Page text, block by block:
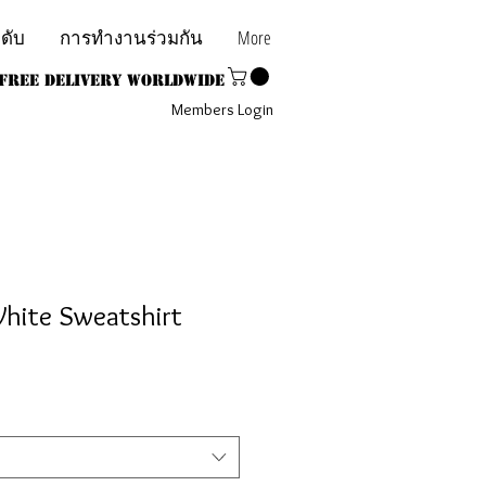
บ การทำงานร่วมกัน More
Delivery Worldwide
Members Login
Sweatshirt